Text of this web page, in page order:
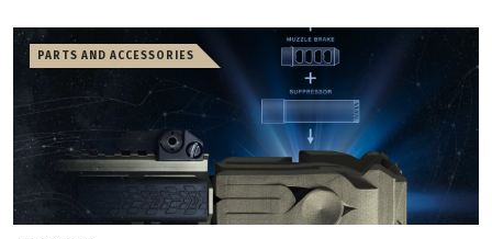
PARTS AND ACCESSORIES